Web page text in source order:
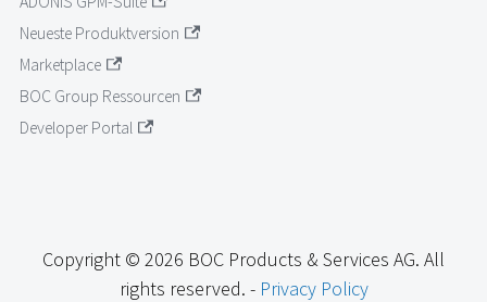
Neueste Produktversion
Marketplace
BOC Group Ressourcen
Developer Portal
Copyright © 2026 BOC Products & Services AG. All
rights reserved. - Privacy Policy